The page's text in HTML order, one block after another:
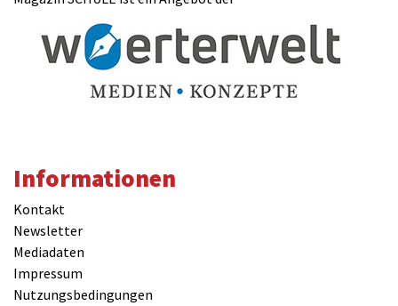
Informationen
Kontakt
Newsletter
Mediadaten
Impressum
Nutzungsbedingungen